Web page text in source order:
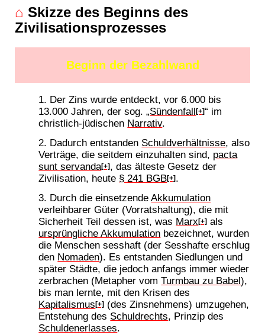
⌂ Skizze des Beginns des
Zivilisationsprozesses
Beginn der Bezahlwand
Der Zins wurde entdeckt, vor 6.000 bis
13.000 Jahren, der sog. „Sündenfall[+]“ im
christlich-jüdischen Narrativ.
Dadurch entstanden Schuldverhältnisse, also
Verträge, die seitdem einzuhalten sind, pacta
sunt servanda[+], das älteste Gesetz der
Zivilisation, heute § 241 BGB[+].
Durch die einsetzendeAkkumulation
verleihbarer Güter (Vorratshaltung), die mit
Sicherheit Teil dessen ist, was Marx[+] als
ursprüngliche Akkumulation bezeichnet, wurden
die Menschen sesshaft (der Sesshafte erschlug
den Nomaden). Es entstanden Siedlungen und
später Städte, die jedoch anfangs immer wieder
zerbrachen (Metapher vomTurmbau zu Babel),
bis man lernte, mit den Krisen des
Kapitalismus[+] (des Zinsnehmens) umzugehen,
Entstehung des Schuldrechts, Prinzip des
Schuldenerlasses.